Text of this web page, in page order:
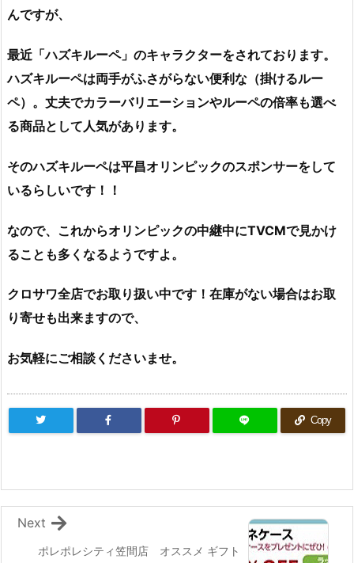
んですが、
最近「ハズキルーペ」のキャラクターをされております。
ハズキルーペは両手がふさがらない便利な（掛けるルー
ペ）。丈夫でカラーバリエーションやルーペの倍率も選べ
る商品として人気があります。
そのハズキルーペは平昌オリンピックのスポンサーをして
いるらしいです！！
なので、これからオリンピックの中継中にTVCMで見かけ
ることも多くなるようですよ。
クロサワ全店でお取り扱い中です！在庫がない場合はお取
り寄せも出来ますので、
お気軽にご相談くださいませ。
Copy
ポレポレシティ笠間店 オススメ ギフト
Next